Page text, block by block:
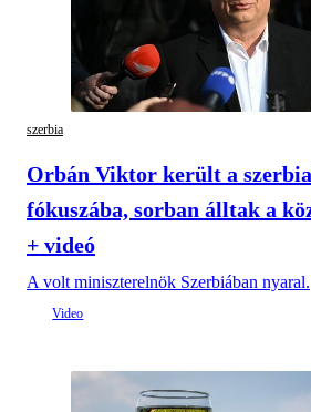
szerbia
Orbán Viktor került a
fókuszába, sorban álltak a
+ videó
A volt miniszterelnök Szerbiában nyaral.